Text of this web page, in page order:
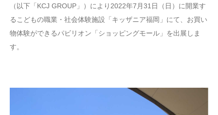
（以下「KCJ GROUP」）により2022年7月31日（日）に開業す
るこどもの職業・社会体験施設「キッザニア福岡」にて、お買い
物体験ができるパビリオン「ショッピングモール」を出展しま
す。